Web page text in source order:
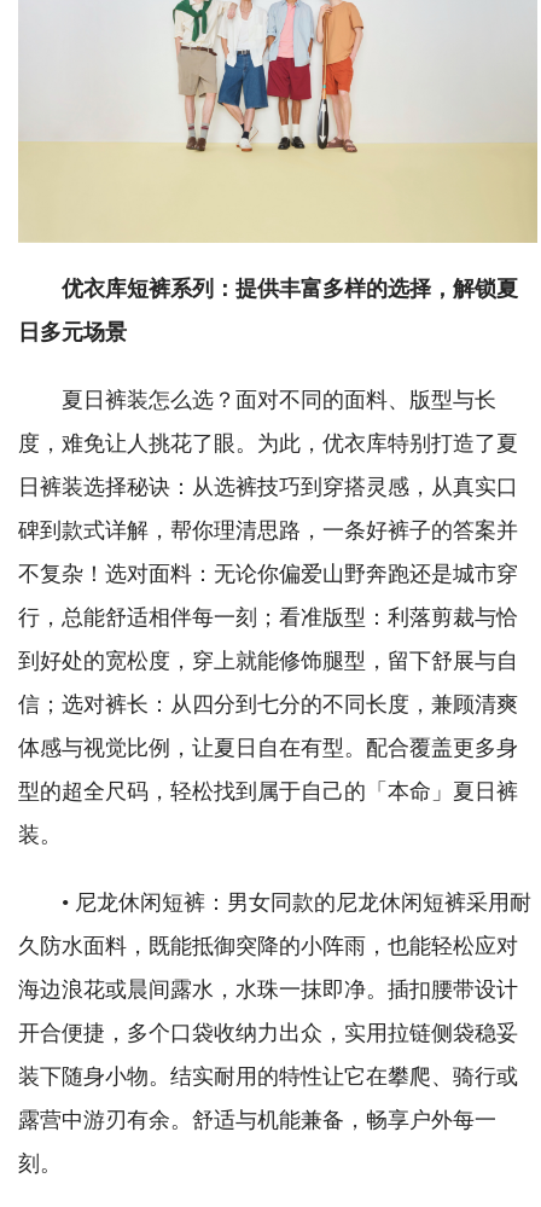
优衣库短裤系列：提供丰富多样的选择，解锁夏
日多元场景
夏日裤装怎么选？面对不同的面料、版型与长
度，难免让人挑花了眼。为此，优衣库特别打造了夏
日裤装选择秘诀：从选裤技巧到穿搭灵感，从真实口
碑到款式详解，帮你理清思路，一条好裤子的答案并
不复杂！选对面料：无论你偏爱山野奔跑还是城市穿
行，总能舒适相伴每一刻；看准版型：利落剪裁与恰
到好处的宽松度，穿上就能修饰腿型，留下舒展与自
信；选对裤长：从四分到七分的不同长度，兼顾清爽
体感与视觉比例，让夏日自在有型。配合覆盖更多身
型的超全尺码，轻松找到属于自己的「本命」夏日裤
装。
• 尼龙休闲短裤：男女同款的尼龙休闲短裤采用耐
久防水面料，既能抵御突降的小阵雨，也能轻松应对
海边浪花或晨间露水，水珠一抹即净。插扣腰带设计
开合便捷，多个口袋收纳力出众，实用拉链侧袋稳妥
装下随身小物。结实耐用的特性让它在攀爬、骑行或
露营中游刃有余。舒适与机能兼备，畅享户外每一
刻。